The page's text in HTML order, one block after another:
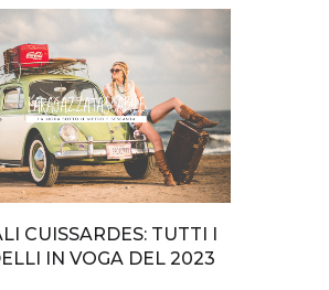
CUISSARDES: TUTTI I
IN VOGA DEL 2023